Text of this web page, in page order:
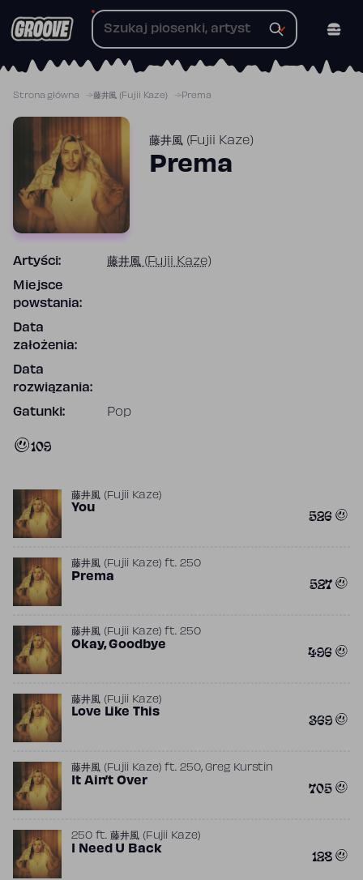
do
Strona główna 藤井風 (Fujii Kaze) Prema
藤井風 (Fujii Kaze)
Prema
Artyści: 藤井風 (Fujii Kaze)
Miejsce
powstania:
Data
założenia:
Data
rozwiązania:
Gatunki: Pop
109
藤井風 (Fujii Kaze)
You 526
藤井風 (Fujii Kaze) ft. 250
Prema 527
藤井風 (Fujii Kaze) ft. 250
Okay, Goodbye 496
藤井風 (Fujii Kaze)
Love Like This 369
藤井風 (Fujii Kaze) ft. 250,Greg Kurstin
It Ain’t Over 705
250ft. 藤井風 (Fujii Kaze)
I Need U Back 128